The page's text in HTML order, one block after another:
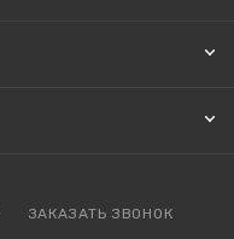
ЗАКАЗАТЬ ЗВОНОК